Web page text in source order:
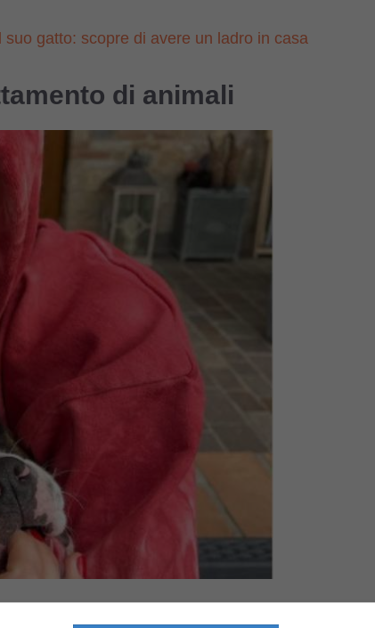
gatto: scopre di avere un ladro in casa
di animali